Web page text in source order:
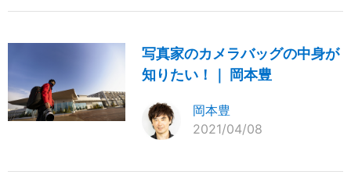
写真家のカメラバッグの中身が
知りたい！｜ 岡本豊
岡本豊
2021/04/08